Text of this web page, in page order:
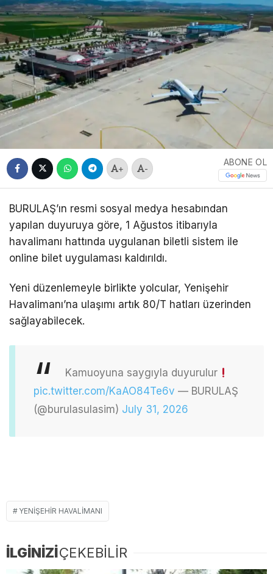
+ -
ABONE OL
BURULAŞ’ın resmi sosyal medya hesabından
yapılan duyuruya göre, 1 Ağustos itibarıyla
havalimanı hattında uygulanan biletli sistem ile
online bilet uygulaması kaldırıldı.
Yeni düzenlemeyle birlikte yolcular, Yenişehir
Havalimanı’na ulaşımı artık 80/T hatları üzerinden
sağlayabilecek.
Kamuoyuna saygıyla duyurulur
pic.twitter.com/KaAO84Te6v — BURULAŞ
(@burulasulasim) July 31, 2026
YENIŞEHIR HAVALIMANI
İLGİNİZİÇEKEBİLİR